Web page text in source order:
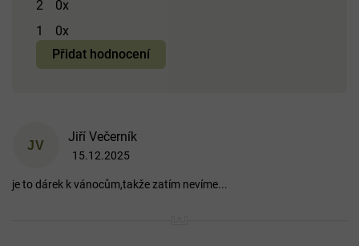
2
0x
1
0x
Přidat hodnocení
s
JV
Jiří Večerník
Hodnocení produktu je 5 z 5 hvězdiček.
15.12.2025
je to dárek k vánocům,takže zatím nevíme...